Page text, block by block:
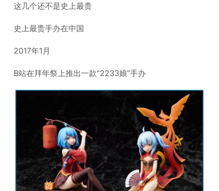
这几个还不是史上最贵
史上最贵手办在中国
2017年1月
B站在拜年祭上推出一款“2233娘”手办